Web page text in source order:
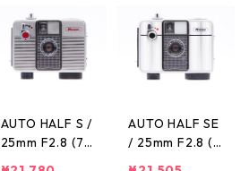
AUTO HALF S /
25mm F2.8 (71
AUTO HALF SE
/ 25mm F2.8 (9